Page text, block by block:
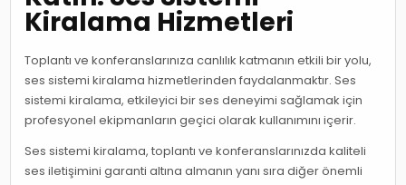
Kiralama Hizmetleri
Toplantı ve konferanslarınıza canlılık katmanın etkili bir yolu,
ses sistemi kiralama hizmetlerinden faydalanmaktır. Ses
sistemi kiralama, etkileyici bir ses deneyimi sağlamak için
profesyonel ekipmanların geçici olarak kullanımını içerir.
Ses sistemi kiralama, toplantı ve konferanslarınızda kaliteli
ses iletişimini garanti altına almanın yanı sıra diğer önemli